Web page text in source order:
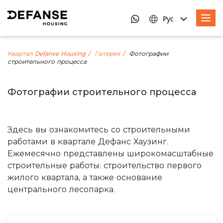
Рус
Квартал Defanse Housing Галерея
Фотографии
строительного процесса
Фотографии строительного процесса
Здесь вы ознакомитесь со строительными
работами в квартале Дефанс Хаузинг.
Ежемесячно представлены широкомасштабные
строительные работы: строительство первого
жилого квартала, а также основание
центрального лесопарка.